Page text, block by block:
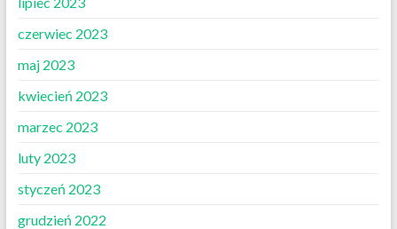
czerwiec 2023
maj 2023
kwiecień 2023
marzec 2023
luty 2023
styczeń 2023
grudzień 2022